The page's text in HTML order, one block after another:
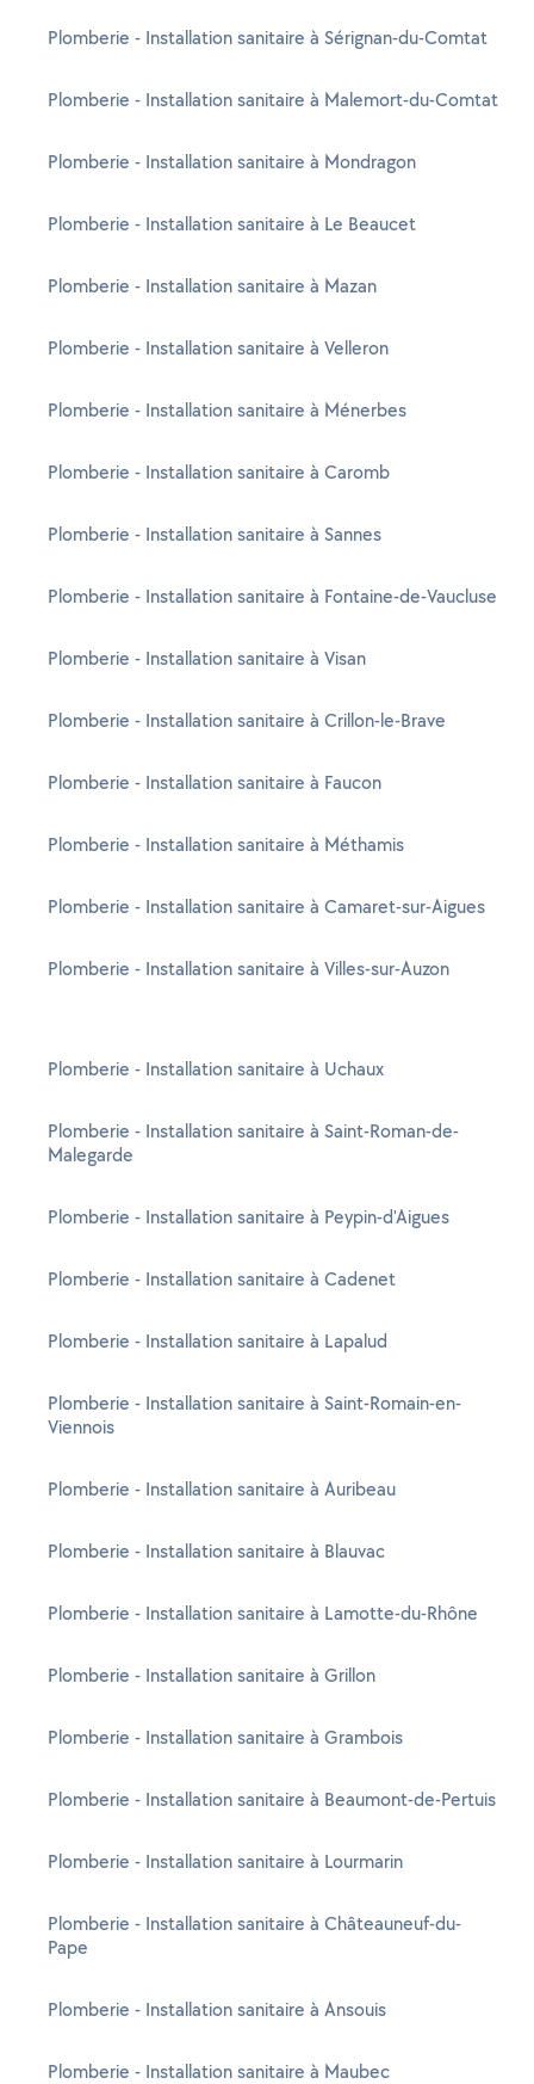
Plomberie - Installation sanitaire à Sérignan-du-Comtat
Plomberie - Installation sanitaire à Malemort-du-Comtat
Plomberie - Installation sanitaire à Mondragon
Plomberie - Installation sanitaire à Le Beaucet
Plomberie - Installation sanitaire à Mazan
Plomberie - Installation sanitaire à Velleron
Plomberie - Installation sanitaire à Ménerbes
Plomberie - Installation sanitaire à Caromb
Plomberie - Installation sanitaire à Sannes
Plomberie - Installation sanitaire à Fontaine-de-Vaucluse
Plomberie - Installation sanitaire à Visan
Plomberie - Installation sanitaire à Crillon-le-Brave
Plomberie - Installation sanitaire à Faucon
Plomberie - Installation sanitaire à Méthamis
Plomberie - Installation sanitaire à Camaret-sur-Aigues
Plomberie - Installation sanitaire à Villes-sur-Auzon
Plomberie - Installation sanitaire à Uchaux
Plomberie - Installation sanitaire à Saint-Roman-de-
Malegarde
Plomberie - Installation sanitaire à Peypin-d'Aigues
Plomberie - Installation sanitaire à Cadenet
Plomberie - Installation sanitaire à Lapalud
Plomberie - Installation sanitaire à Saint-Romain-en-
Viennois
Plomberie - Installation sanitaire à Auribeau
Plomberie - Installation sanitaire à Blauvac
Plomberie - Installation sanitaire à Lamotte-du-Rhône
Plomberie - Installation sanitaire à Grillon
Plomberie - Installation sanitaire à Grambois
Plomberie - Installation sanitaire à Beaumont-de-Pertuis
Plomberie - Installation sanitaire à Lourmarin
Plomberie - Installation sanitaire à Châteauneuf-du-
Pape
Plomberie - Installation sanitaire à Ansouis
Plomberie - Installation sanitaire à Maubec